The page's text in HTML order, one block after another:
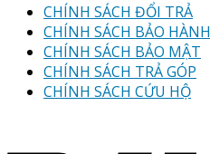
CHÍNH SÁCH ĐỔI TRẢ
CHÍNH SÁCH BẢO HÀNH
CHÍNH SÁCH BẢO MẬT
CHÍNH SÁCH TRẢ GÓP
CHÍNH SÁCH CỨU HỘ